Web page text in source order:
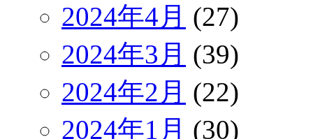
2024年4月 (27)
2024年3月 (39)
2024年2月 (22)
2024年1月 (30)